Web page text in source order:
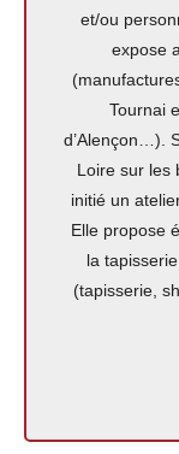
et/ou
expose
Tournai
d’Alençon…).
Loire sur les
initié un
Elle propose
la
(tapisserie,